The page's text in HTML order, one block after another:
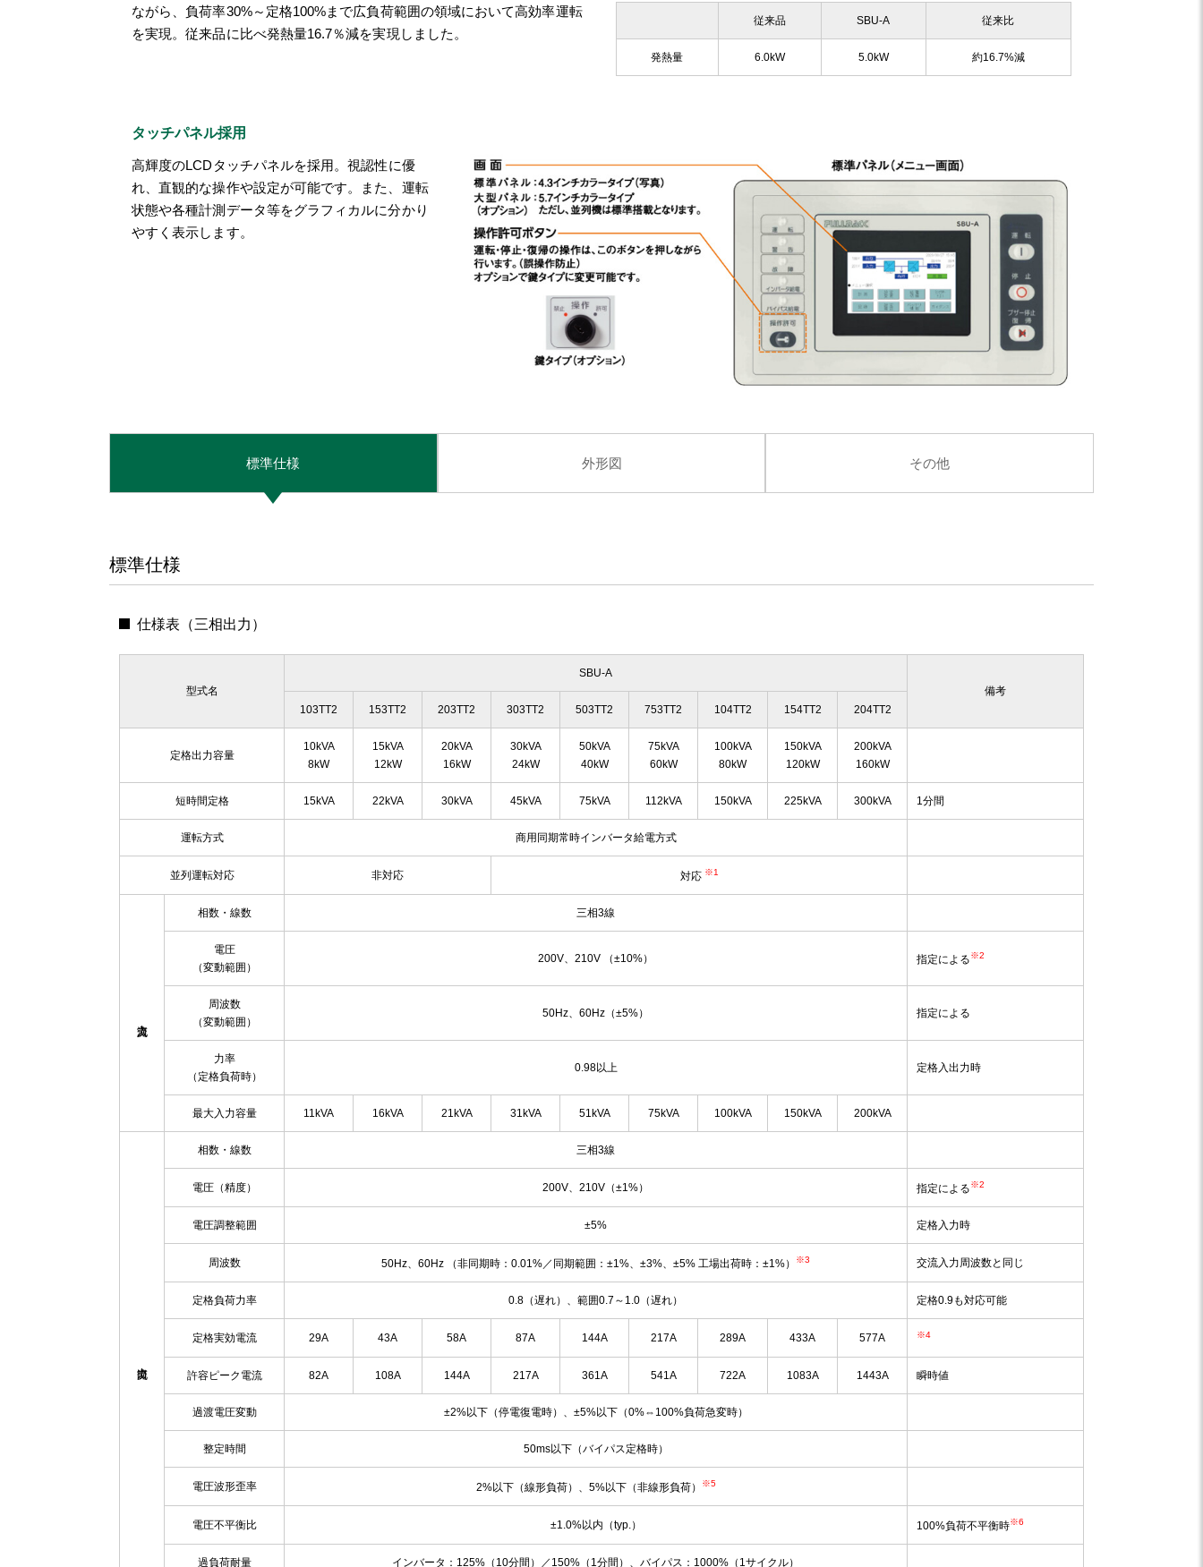
ながら、負荷率30%～定格100%まで広負荷範囲の領域において高効率運転
を実現。従来品に比べ発熱量16.7％減を実現しました。
従来品 SBU-A 従来比
発熱量 6.0kW 5.0kW 約16.7%減
タッチパネル採用
高輝度のLCDタッチパネルを採用。視認性に優
れ、直観的な操作や設定が可能です。また、運転
状態や各種計測データ等をグラフィカルに分かり
やすく表示します。
標準仕様 外形図 その他
標準仕様
仕様表（三相出力）
型式名
SBU-A
備考
103TT2
153TT2 203TT2 303TT2 503TT2 753TT2 104TT2 154TT2 204TT2
定格出力容量
10kVA
8kW
15kVA
12kW
20kVA
16kW
30kVA
24kW
50kVA
40kW
75kVA
60kW
100kVA
80kW
150kVA
120kW
200kVA
160kW
短時間定格 15kVA 22kVA 30kVA 45kVA 75kVA 112kVA 150kVA 225kVA 300kVA 1分間
運転方式 商用同期常時インバータ給電方式
並列運転対応 非対応 対応 ※1
相数・線数 三相3線
電圧
（変動範囲）
200V、210V （±10%） 指定による※2
周波数
（変動範囲）
50Hz、60Hz（±5%） 指定による
力率
（定格負荷時）
0.98以上 定格入出力時
最大入力容量 11kVA 16kVA 21kVA 31kVA 51kVA 75kVA 100kVA 150kVA 200kVA
相数・線数 三相3線
電圧（精度） 200V、210V（±1%） 指定による※2
電圧調整範囲 ±5% 定格入力時
周波数 50Hz、60Hz （非同期時：0.01%／同期範囲：±1%、±3%、±5% 工場出荷時：±1%） ※3 交流入力周波数と同じ
定格負荷力率 0.8（遅れ）、範囲0.7～1.0（遅れ） 定格0.9も対応可能
定格実効電流 29A 43A 58A 87A 144A 217A 289A 433A 577A ※4
許容ピーク電流 82A 108A 144A 217A 361A 541A 722A 1083A 1443A 瞬時値
過渡電圧変動 ±2%以下（停電復電時）、±5%以下（0%⇔100%負荷急変時）
整定時間 50ms以下（バイパス定格時）
電圧波形歪率 2%以下（線形負荷）、5%以下（非線形負荷） ※5
電圧不平衡比 ±1.0%以内（typ.） 100%負荷不平衡時※6
過負荷耐量 インバータ：125%（10分間）／150%（1分間）、バイパス：1000%（1サイクル）